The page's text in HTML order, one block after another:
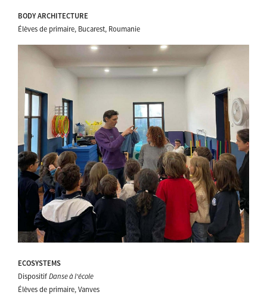
BODY ARCHITECTURE
Élèves de primaire, Bucarest, Roumanie
ECOSYSTEMS
Dispositif Danse à l'école
Élèves de primaire, Vanves